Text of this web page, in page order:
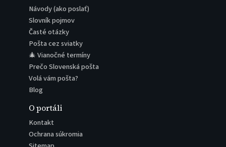
Návody (ako poslať)
Slovník pojmov
Časté otázky
Pošta cez sviatky
🎄 Vianočné termíny
Prečo Slovenská pošta
Volá vám pošta?
Blog
O portáli
Kontakt
Ochrana súkromia